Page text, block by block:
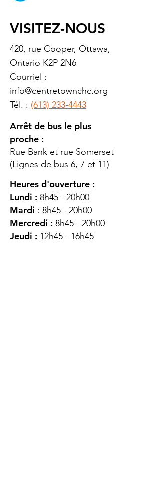
VISITEZ-NOUS
420, rue Cooper, Ottawa,
Ontario K2P 2N6
Courriel :
info@centretownchc.org
Tél. : (613) 233-4443
Arrêt de bus le plus
proche :
Rue Bank et rue Somerset
(Lignes de bus 6, 7 et 11)
Heures d'ouverture :
Lundi : 8h45 - 20h00
Mardi : 8h45 - 20h00
Mercredi : 8h45 - 20h00
Jeudi : 12h45 - 16h45